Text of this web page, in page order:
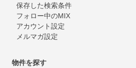
保存した検索条件
フォロー中のMIX
アカウント設定
メルマガ設定
物件を探す